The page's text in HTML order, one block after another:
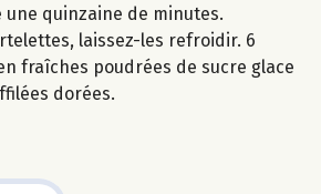
quinzaine de minutes.
laissez-les refroidir. 6
fraîches poudrées de sucre glace
dorées.